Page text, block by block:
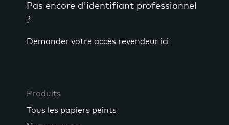
Pas encore d'identifiant professionnel
?
Demander votre accès revendeur ici
Produits
Tous les papiers peints